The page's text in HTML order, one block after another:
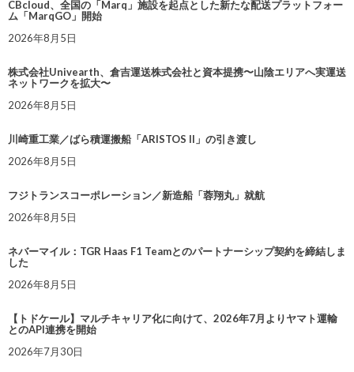
CBcloud、全国の「Marq」施設を起点とした新たな配送プラットフォー
ム「MarqGO」開始
2026年8月5日
株式会社Univearth、倉吉運送株式会社と資本提携〜山陰エリアへ実運送
ネットワークを拡大〜
2026年8月5日
川崎重工業／ばら積運搬船「ARISTOS II」の引き渡し
2026年8月5日
フジトランスコーポレーション／新造船「蓉翔丸」就航
2026年8月5日
ネバーマイル：TGR Haas F1 Teamとのパートナーシップ契約を締結しま
した
2026年8月5日
【トドケール】マルチキャリア化に向けて、2026年7月よりヤマト運輸
とのAPI連携を開始
2026年7月30日